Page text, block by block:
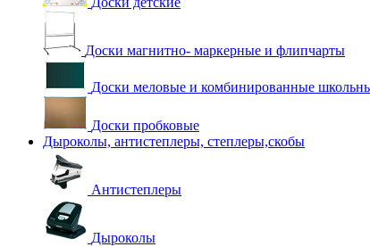
Доски магнитно- маркерные и флипчарты
Доски меловые и комбинированные
Доски пробковые
Дыроколы, антистеплеры, степлеры,скобы
Антистеплеры
Дыроколы